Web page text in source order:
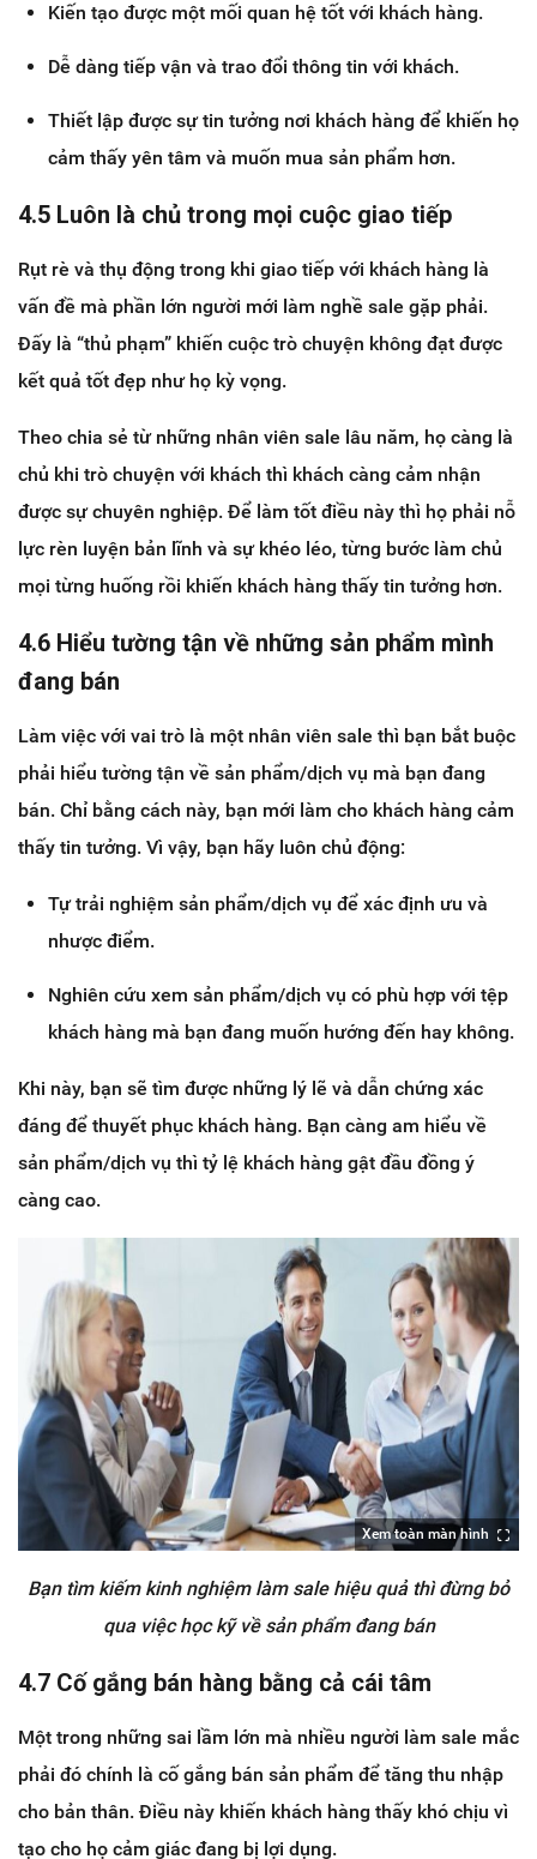
Kiến tạo được một mối quan hệ tốt với khách hàng.
Dễ dàng tiếp vận và trao đổi thông tin với khách.
Thiết lập được sự tin tưởng nơi khách hàng để khiến họ
cảm thấy yên tâm và muốn mua sản phẩm hơn.
4.5 Luôn là chủ trong mọi cuộc giao tiếp
Rụt rè và thụ động trong khi giao tiếp với khách hàng là
vấn đề mà phần lớn người mới làm nghề sale gặp phải.
Đấy là “thủ phạm” khiến cuộc trò chuyện không đạt được
kết quả tốt đẹp như họ kỳ vọng.
Theo chia sẻ từ những nhân viên sale lâu năm, họ càng là
chủ khi trò chuyện với khách thì khách càng cảm nhận
được sự chuyên nghiệp. Để làm tốt điều này thì họ phải nỗ
lực rèn luyện bản lĩnh và sự khéo léo, từng bước làm chủ
mọi từng huống rồi khiến khách hàng thấy tin tưởng hơn.
4.6 Hiểu tường tận về những sản phẩm mình
đang bán
Làm việc với vai trò là một nhân viên sale thì bạn bắt buộc
phải hiểu tường tận về sản phẩm/dịch vụ mà bạn đang
bán. Chỉ bằng cách này, bạn mới làm cho khách hàng cảm
thấy tin tưởng. Vì vậy, bạn hãy luôn chủ động:
Tự trải nghiệm sản phẩm/dịch vụ để xác định ưu và
nhược điểm.
Nghiên cứu xem sản phẩm/dịch vụ có phù hợp với tệp
khách hàng mà bạn đang muốn hướng đến hay không.
Khi này, bạn sẽ tìm được những lý lẽ và dẫn chứng xác
đáng để thuyết phục khách hàng. Bạn càng am hiểu về
sản phẩm/dịch vụ thì tỷ lệ khách hàng gật đầu đồng ý
càng cao.
Xem toàn màn hình
Bạn tìm kiếm kinh nghiệm làm sale hiệu quả thì đừng bỏ
qua việc học kỹ về sản phẩm đang bán
4.7 Cố gắng bán hàng bằng cả cái tâm
Một trong những sai lầm lớn mà nhiều người làm sale mắc
phải đó chính là cố gắng bán sản phẩm để tăng thu nhập
cho bản thân. Điều này khiến khách hàng thấy khó chịu vì
tạo cho họ cảm giác đang bị lợi dụng.